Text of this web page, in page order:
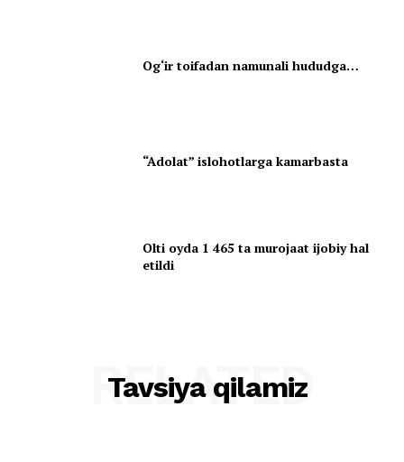
Og‘ir toifadan namunali hududga…
“Adolat” islohotlarga kamarbasta
Olti oyda 1 465 ta murojaat ijobiy hal
etildi
Tavsiya qilamiz
RELATED